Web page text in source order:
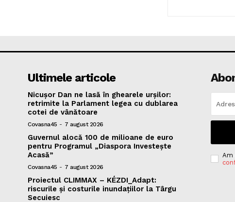
Ultimele articole
Nicușor Dan ne lasă în ghearele urșilor:
retrimite la Parlament legea cu dublarea
cotei de vânătoare
Covasna45 - 7 august 2026
Guvernul alocă 100 de milioane de euro
pentru Programul „Diaspora Investește
Acasă”
Covasna45 - 7 august 2026
Proiectul CLIMMAX – KÉZDI_Adapt:
riscurile și costurile inundațiilor la Târgu
Secuiesc
Am